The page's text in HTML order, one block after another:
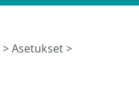
>Asetukset>